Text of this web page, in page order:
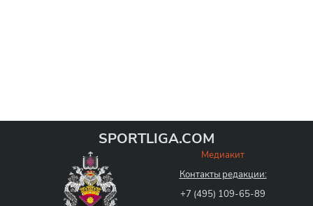
SPORTLIGA.COM
Медиакит
Контакты редакции:
+7 (495) 109-65-89